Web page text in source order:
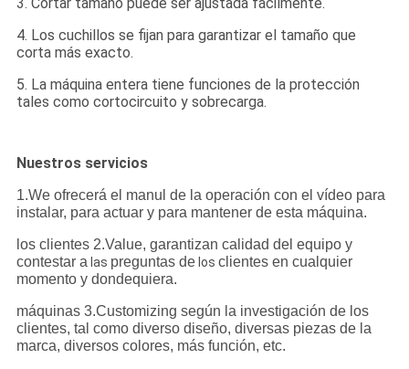
3. Cortar tamaño puede ser ajustada fácilmente.
4. Los cuchillos se fijan para garantizar el tamaño que
corta más exacto.
5. La máquina entera tiene funciones de la protección
tales como cortocircuito y sobrecarga.
Nuestros servicios
1.We ofrecerá el manul de la operación con el vídeo para
instalar, para actuar y para mantener de esta máquina.
los clientes2.Value, garantizan calidad del equipo y
contestar alas preguntas delos clientes en cualquier
momento y dondequiera.
máquinas 3.Customizing según la investigación de los
clientes, tal como diverso diseño, diversas piezas de la
marca, diversos colores, más función, etc.